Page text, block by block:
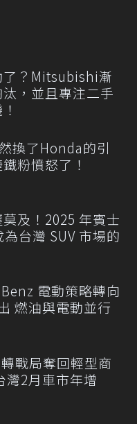
了？Mitsubishi漸
，並且專注二手
換了Honda的引
粉憤怒了！
及！2025 年賓士
為台灣 SUV 市場的
電動策略轉向
燃油與電動並行
戰局奪回輕型商
灣2月車市年增